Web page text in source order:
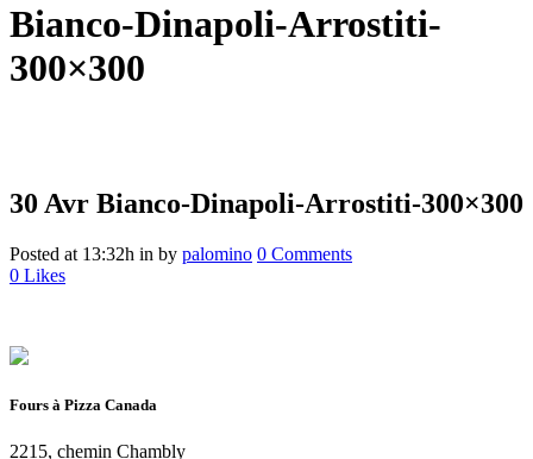
Bianco-Dinapoli-Arrostiti-
300×300
30 Avr Bianco-Dinapoli-Arrostiti-300×300
Posted at 13:32h in by palomino 0 Comments
0 Likes
Fours à Pizza Canada
2215, chemin Chambly